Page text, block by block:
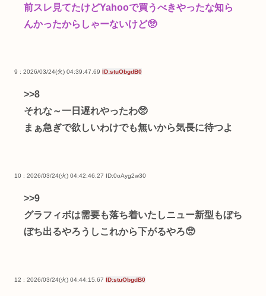
前スレ見てたけどYahooで買うべきやったな知ら
んかったからしゃーないけど🥺
9 : 2026/03/24(火) 04:39:47.69 ID:stuObgdB0
>>8
それな～一日遅れやったわ🥺
まぁ急ぎで欲しいわけでも無いから気長に待つよ
10 : 2026/03/24(火) 04:42:46.27 ID:0oAyg2w30
>>9
グラフィボは需要も落ち着いたしニュー新型もぼち
ぼち出るやろうしこれから下がるやろ🥺
12 : 2026/03/24(火) 04:44:15.67 ID:stuObgdB0